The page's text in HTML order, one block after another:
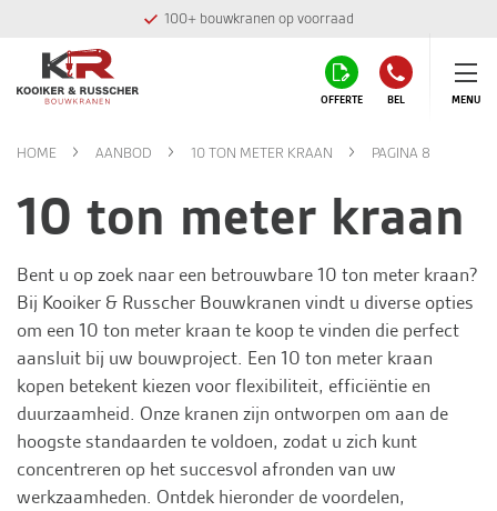
100+ bouwkranen op voorraad
OFFERTE BEL MENU
HOME AANBOD 10 TON METER KRAAN PAGINA 8
10 ton meter kraan
Bent u op zoek naar een betrouwbare 10 ton meter kraan?
Bij Kooiker & Russcher Bouwkranen vindt u diverse opties
om een 10 ton meter kraan te koop te vinden die perfect
aansluit bij uw bouwproject. Een 10 ton meter kraan
kopen betekent kiezen voor flexibiliteit, efficiëntie en
duurzaamheid. Onze kranen zijn ontworpen om aan de
hoogste standaarden te voldoen, zodat u zich kunt
concentreren op het succesvol afronden van uw
werkzaamheden. Ontdek hieronder de voordelen,